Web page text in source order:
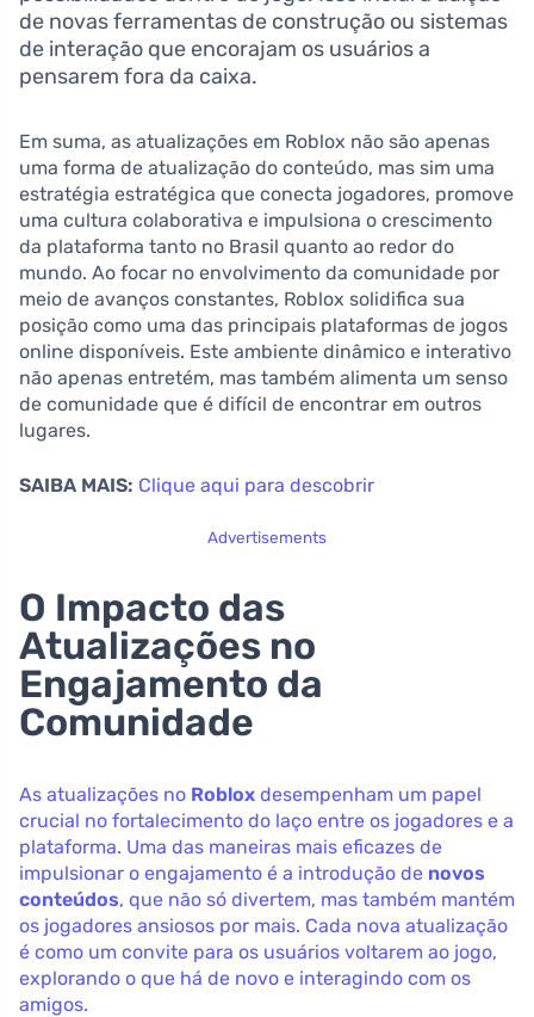
de novas ferramentas de construção ou sistemas
de interação que encorajam os usuários a
pensarem fora da caixa.
Em suma, as atualizações em Roblox não são apenas
uma forma de atualização do conteúdo, mas sim uma
estratégia estratégica que conecta jogadores, promove
uma cultura colaborativa e impulsiona o crescimento
da plataforma tanto no Brasil quanto ao redor do
mundo. Ao focar no envolvimento da comunidade por
meio de avanços constantes, Roblox solidifica sua
posição como uma das principais plataformas de jogos
online disponíveis. Este ambiente dinâmico e interativo
não apenas entretém, mas também alimenta um senso
de comunidade que é difícil de encontrar em outros
lugares.
SAIBA MAIS: Clique aqui para descobrir
Advertisements
O Impacto das
Atualizações no
Engajamento da
Comunidade
As atualizações no Roblox desempenham um papel
crucial no fortalecimento do laço entre os jogadores e a
plataforma. Uma das maneiras mais eficazes de
impulsionar o engajamento é a introdução de novos
conteúdos, que não só divertem, mas também mantém
os jogadores ansiosos por mais. Cada nova atualização
é como um convite para os usuários voltarem ao jogo,
explorando o que há de novo e interagindo com os
amigos.